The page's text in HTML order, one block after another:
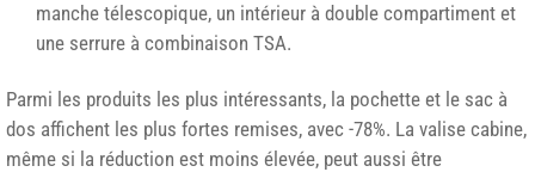
manche télescopique, un intérieur à double compartiment et
une serrure à combinaison TSA.
Parmi les produits les plus intéressants, la pochette et le sac à
dos affichent les plus fortes remises, avec -78%. La valise cabine,
même si la réduction est moins élevée, peut aussi être